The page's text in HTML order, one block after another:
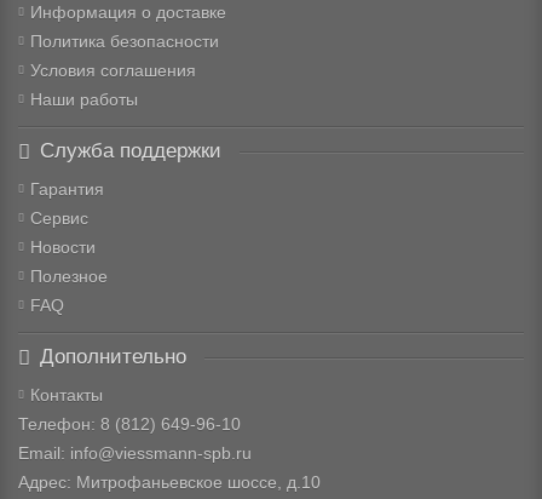
Информация о доставке
Политика безопасности
Условия соглашения
Наши работы
Служба поддержки
Гарантия
Сервис
Новости
Полезное
FAQ
Дополнительно
Контакты
Телефон: 8 (812) 649-96-10
Email: info@viessmann-spb.ru
Адрес: Митрофаньевское шоссе, д.10